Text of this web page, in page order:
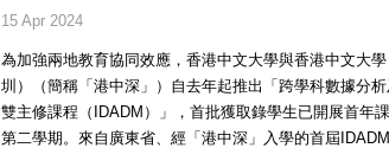
15 Apr 2024
為加強兩地教育協同效應，香港中文大學與香港中文大
圳）（簡稱「港中深」）自去年起推出「跨學科數據分
雙主修課程（IDADM）」，首批獲取錄學生已開展首年
第二學期。來自廣東省、經「港中深」入學的首屆